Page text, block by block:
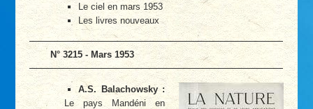
Le ciel en mars 1953
Les livres nouveaux
N° 3215 - Mars 1953
A.S. Balachowsky :
Le pays Mandéni en